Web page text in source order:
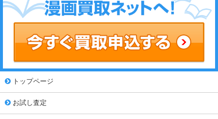
トップページ
お試し査定